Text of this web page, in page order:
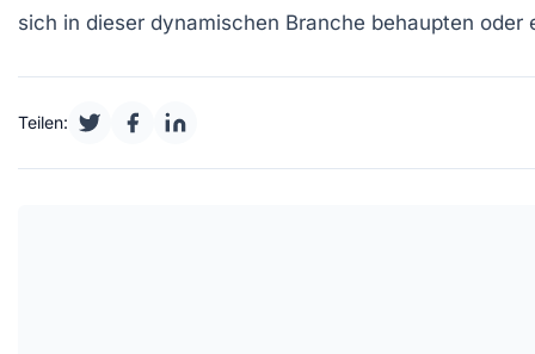
sich in dieser dynamischen Branche behaupten
Teilen: